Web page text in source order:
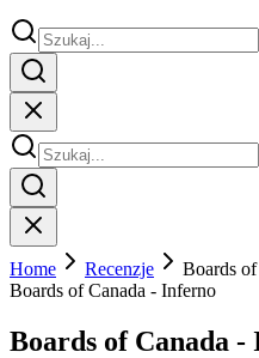
Home Recenzje
Boards
Boards of Canada - Inferno
Boards of Canada -